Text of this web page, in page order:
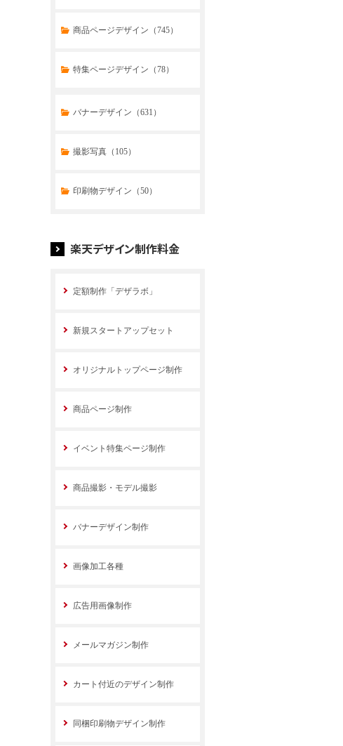
商品ページデザイン（745）
特集ページデザイン（78）
トップページデザイン（33）
商品ページデザイン（769）
特集ページデザイン（59）
バナーデザイン（631）
撮影写真（105）
印刷物デザイン（50）
楽天デザイン制作料金
定額制作「デザラボ」
新規スタートアップセット
オリジナルトップページ制作
商品ページ制作
イベント特集ページ制作
商品撮影・モデル撮影
バナーデザイン制作
画像加工各種
広告用画像制作
メールマガジン制作
カート付近のデザイン制作
同梱印刷物デザイン制作